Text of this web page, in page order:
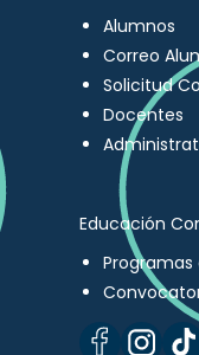
Alumnos
Correo
Solicitud
Docentes
Educación